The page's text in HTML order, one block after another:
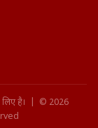
लिए है। | © 2026